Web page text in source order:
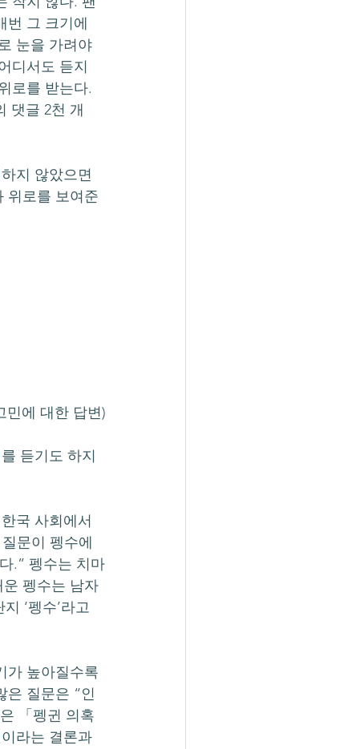
번 그 크기에
눈을 가려야
디서도 듣지
로를 받는다.
댓글 2천 개
위로를 보여준
민에 대한 답변)
문이 펭수에
.” 펭수는 치마
펭수는 남자
‘펭수’라고
은 질문은 “인
「펭귄 의혹
라는 결론과